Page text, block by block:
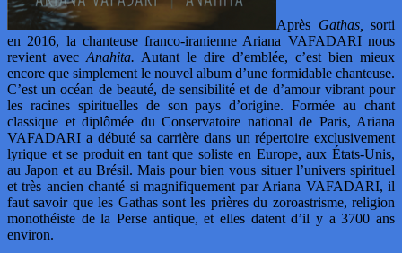
Après Gathas,
sorti
en 2016, la chanteuse franco-iranienne Ariana VAFADARI nous
revient avec Anahita. Autant le dire d’emblée, c’est bien mieux
encore que simplement le nouvel album d’une formidable chanteuse.
C’est un océan de beauté, de sensibilité et de d’amour vibrant pour
les racines spirituelles de son pays d’origine. Formée au chant
classique et diplômée du Conservatoire national de Paris, Ariana
VAFADARI a débuté sa carrière dans un répertoire exclusivement
lyrique et se produit en tant que soliste en Europe, aux États-Unis,
au Japon et au Brésil. Mais pour bien vous situer l’univers spirituel
et très ancien chanté si magnifiquement par Ariana VAFADARI, il
faut savoir que les Gathas sont les prières du zoroastrisme, religion
monothéiste de la Perse antique, et elles datent d’il y a 3700 ans
environ.